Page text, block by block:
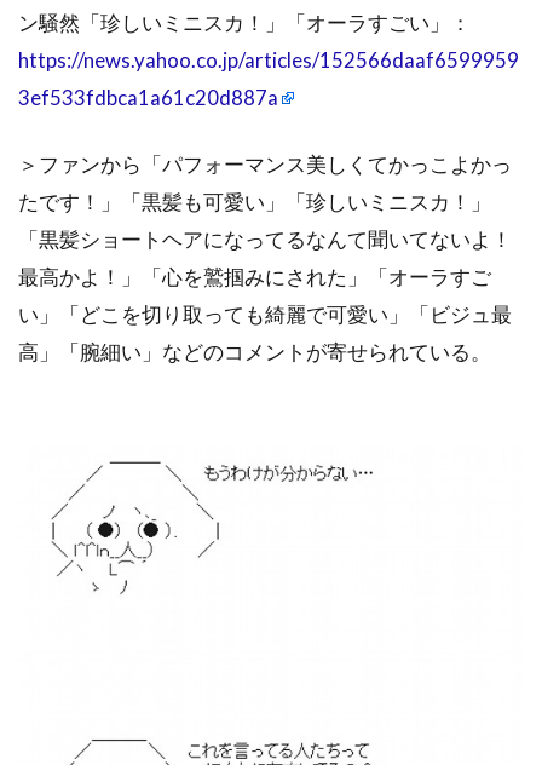
ン騒然「珍しいミニスカ！」「オーラすごい」：
https://news.yahoo.co.jp/articles/152566daaf6599959
3ef533fdbca1a61c20d887a
＞ファンから「パフォーマンス美しくてかっこよかっ
たです！」「黒髪も可愛い」「珍しいミニスカ！」
「黒髪ショートヘアになってるなんて聞いてないよ！
最高かよ！」「心を鷲掴みにされた」「オーラすご
い」「どこを切り取っても綺麗で可愛い」「ビジュ最
高」「腕細い」などのコメントが寄せられている。